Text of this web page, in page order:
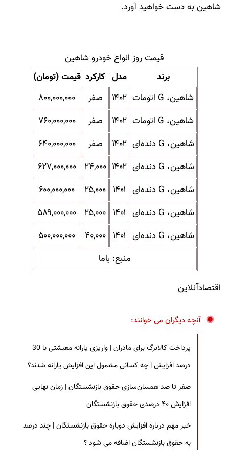
شاهین به دست خواهید آورد.
قیمت روز انواع خودرو شاهین
برند
مدل کارکرد قیمت (تومان)
شاهین، G اتومات
۱۴۰۲ صفر
۸۰۰,۰۰۰,۰۰۰
شاهین، G اتومات
۱۴۰۲ صفر
۷۶۰,۰۰۰,۰۰۰
شاهین، G دنده‌ای
۱۴۰۲ صفر
۶۴۰,۰۰۰,۰۰۰
شاهین، G دنده‌ای
۱۴۰۲ ۲۴,۰۰۰
۶۲۷,۰۰۰,۰۰۰
شاهین، G دنده‌ای
۱۴۰۱ ۲۵,۰۰۰
۶۰۰,۰۰۰,۰۰۰
شاهین، G دنده‌ای
۱۴۰۱ ۲۵,۰۰۰
۵۸۹,۰۰۰,۰۰۰
شاهین، G دنده‌ای
۱۴۰۱ ۴۰,۰۰۰
۵۰۰,۰۰۰,۰۰۰
منبع: باما
اقتصادآنلاین
آنچه دیگران می خوانند:
پرداخت کالابرگ برای مادران | واریزی یارانه معیشتی با 30
درصد افزایش | چه کسانی مشمول این افزایش یارانه شدند؟
صفر تا صد همسان‌سازی حقوق بازنشستگان | زمان نهایی
افزایش ۴۰ درصدی حقوق بازنشستگان
خبر مهم درباره افزایش دوباره حقوق بازنشستگان | چند درصد
به حقوق بازنشستگان اضافه می شود ؟